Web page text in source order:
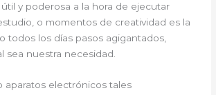
y poderosa a la hora de ejecutar
o momentos de creatividad es la
todos los días pasos agigantados,
sea nuestra necesidad.
aparatos electrónicos tales